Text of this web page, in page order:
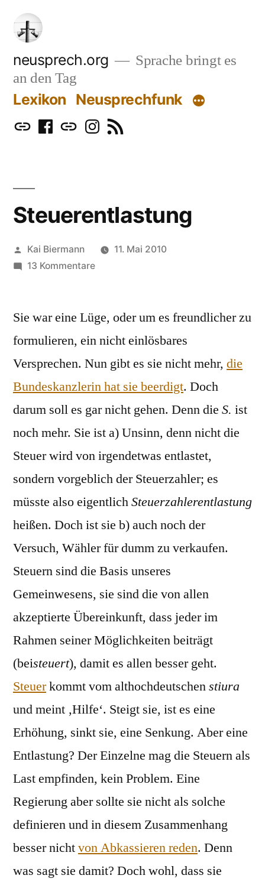
Zum
Inhalt
springen
neusprech.org
Sprache bringt es
an den Tag
Lexikon Neusprechfunk
MastodonFacebook
BlueskyInstagram
RSS
Steuerentlastung
Veröffentlicht
von
Kai Biermann
11. Mai 2010
13 Kommentarezu
Sie war eine Lüge, oder um es freundlicher zu
formulieren, ein nicht einlösbares
Versprechen. Nun gibt es sie nicht mehr, die
Bundeskanzlerin hat sie beerdigt. Doch
darum soll es gar nicht gehen. Denn die S. ist
noch mehr. Sie ist a) Unsinn, denn nicht die
Steuer wird von irgendetwas entlastet,
sondern vorgeblich der Steuerzahler; es
müsste also eigentlichSteuerzahlerentlastung
heißen. Doch ist sie b) auch noch der
Versuch, Wähler für dumm zu verkaufen.
Steuern sind die Basis unseres
Gemeinwesens, sie sind die von allen
akzeptierte Übereinkunft, dass jeder im
Rahmen seiner Möglichkeiten beiträgt
(beisteuert), damit es allen besser geht.
Steuerkommt vom althochdeutschenstiura
und meint ‚Hilfe‘. Steigt sie, ist es eine
Erhöhung, sinkt sie, eine Senkung. Aber eine
Entlastung? Der Einzelne mag die Steuern als
Last empfinden, kein Problem. Eine
Regierung aber sollte sie nicht als solche
definieren und in diesem Zusammenhang
besser nichtvon Abkassieren reden. Denn
was sagt sie damit? Doch wohl, dass sie